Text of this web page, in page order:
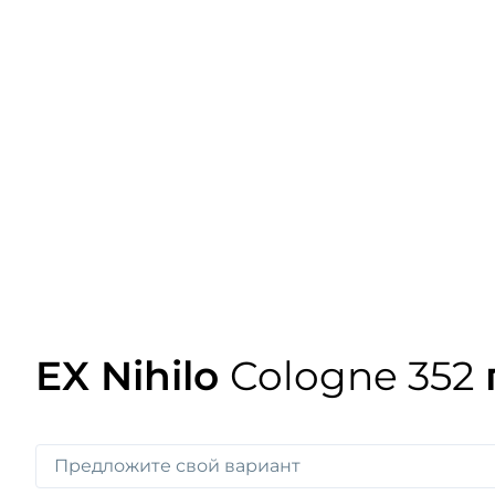
EX Nihilo Cologne 352